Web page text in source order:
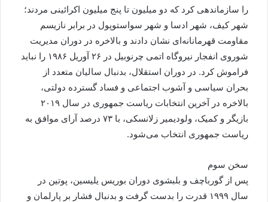
را سازماندهی کرد که دو میلیون تا پنج میلیون اکرائینی مردند؛
شهر کیف، شهر ادسا و شهر سواستوپول در برابر نازیسم
مقاومت قهرمانانه‌ای نشان دادند و بالاخره در دوران مدیریت
شوروی انفجار نیروگاه اتمی چرنوبیل در ۲۶ آوریل ۱۹۸۶ را نباید
فراموش کرد. در دوران استقلال، بدنبال سالیان متعدد از
بحران سیاسی و آشوب اجتماعی و فساد گسترده دولتی،
بالاخره در آخرین انتخابات ریاست جمهوری در سال ۲۰۱۹
بازیگر و کمیک، ولودیمیر زلانسکی، با ۷۳ درصد آرای موافق به
ریاست جمهوری انتخاب می‌شود.
سخن سوم
پس از گورباچف و بلبشوی دوران بوریس یلیسین، پوتین در
سال ۱۹۹۹ قدرت را بدست گرفت و بدنبال فشار بر پارلمان و